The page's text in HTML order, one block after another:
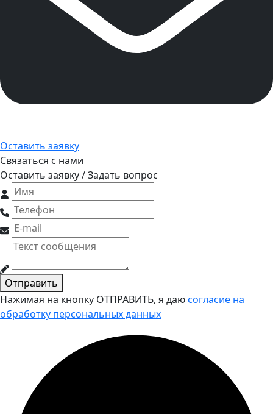
Оставить заявку
Связаться с нами
Оставить заявку / Задать вопрос
Отправить
Нажимая на кнопку ОТПРАВИТЬ, я даюсогласие на
обработку персональных данных